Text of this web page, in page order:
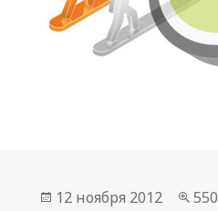
Опубликовано
12 ноября 2012